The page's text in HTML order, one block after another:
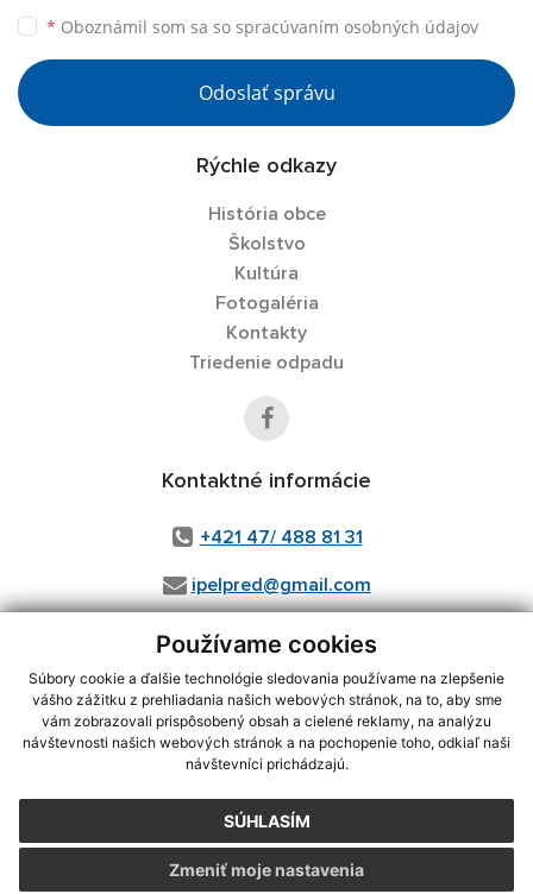
Používame cookies
Súbory cookie a ďalšie technológie sledovania používame na zlepšenie
vášho zážitku z prehliadania našich webových stránok, na to, aby sme
vám zobrazovali prispôsobený obsah a cielené reklamy, na analýzu
návštevnosti našich webových stránok a na pochopenie toho, odkiaľ naši
návštevníci prichádzajú.
SÚHLASÍM
Zmeniť moje nastavenia
* Oboznámil som sa so spracúvaním osobných údajov
Odoslať správu
Rýchle odkazy
História obce
Školstvo
Kultúra
Fotogaléria
Kontakty
Triedenie odpadu
Kontaktné informácie
+421 47/ 488 81 31
ipelpred@gmail.com
využite možnosť získavania aktuálnych informácií s využitím RSS,
CMS systém (redakčný) systém ECHELON 2,Mapa stránok, web portál
webhosting, wbx, s.r.o.,domény,registrácia domény,spoločnosť wbx,
s.r.o.,technický prevádzkovateľ
Posledná aktualizácia:31.07.2026
Vytlačiť stránku|Vyhlásenie o prístupnosti
Autorské práva|Cookies